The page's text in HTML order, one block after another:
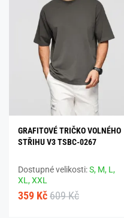
GRAFITOVÉ TRIČKO VOLNÉHO
STŘIHU V3 TSBC-0267
Dostupné velikosti:S, M, L,
XL,XXL
359 Kč 609 Kč